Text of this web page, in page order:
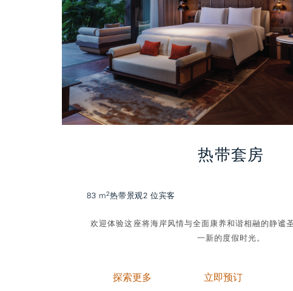
热带套房
83 m2热带景观2 位宾客
欢迎体验这座将海岸风情与全面康养和谐相融的静谧
一新的度假时光。
探索更多 立即预订